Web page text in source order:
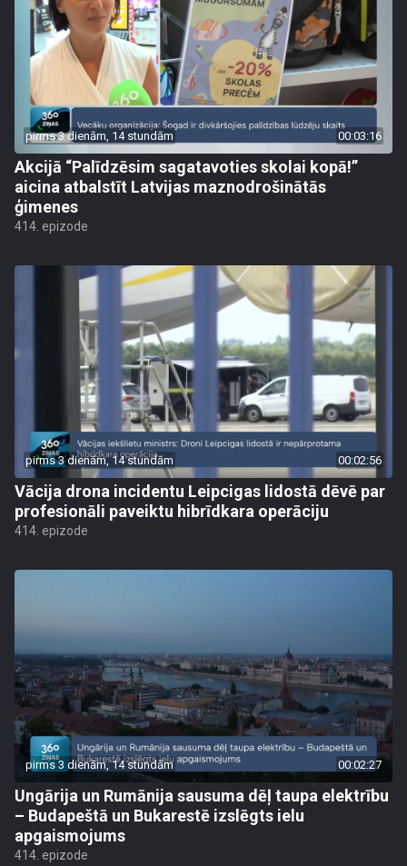
pirms 3 dienām, 14 stundām 00:03:16
Akcijā “Palīdzēsim sagatavoties skolai kopā!”
aicina atbalstīt Latvijas maznodrošinātās
ģimenes
414. epizode
pirms 3 dienām, 14 stundām 00:02:56
Vācija drona incidentu Leipcigas lidostā dēvē par
profesionāli paveiktu hibrīdkara operāciju
414. epizode
pirms 3 dienām, 14 stundām 00:02:27
Ungārija un Rumānija sausuma dēļ taupa elektrību
– Budapeštā un Bukarestē izslēgts ielu
apgaismojums
414. epizode